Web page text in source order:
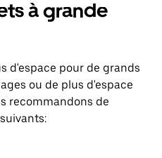
à grande
d'espace pour de grands
ou de plus d'espace
recommandons de